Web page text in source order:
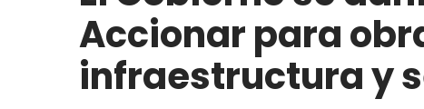
Accionar para
infraestructura y